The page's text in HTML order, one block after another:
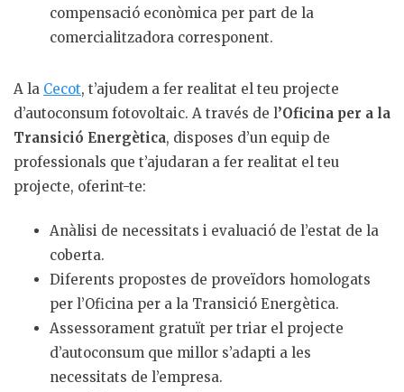
compensació econòmica per part de la
comercialitzadora corresponent.
A la Cecot, t’ajudem a fer realitat el teu projecte
d’autoconsum fotovoltaic. A través de l’Oficina per a la
Transició Energètica, disposes d’un equip de
professionals que t’ajudaran a fer realitat el teu
projecte, oferint-te:
Anàlisi de necessitats i evaluació de l’estat de la
coberta.
Diferents propostes de proveïdors homologats
per l’Oficina per a la Transició Energètica.
Assessorament gratuït per triar el projecte
d’autoconsum que millor s’adapti a les
necessitats de l’empresa.